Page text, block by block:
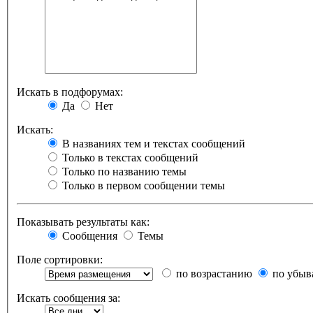
Искать в подфорумах:
Да
Нет
Искать:
В названиях тем и текстах сообщений
Только в текстах сообщений
Только по названию темы
Только в первом сообщении темы
Показывать результаты как:
Сообщения
Темы
Поле сортировки:
по возрастанию
по
Искать сообщения за: